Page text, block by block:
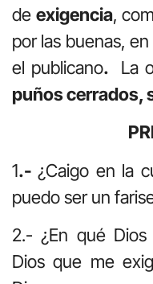
de exigencia,
por las buenas,
el publicano. La
puños cerrados,
1.-¿Caigo en la
puedo ser un
2.- ¿En qué
Dios que me